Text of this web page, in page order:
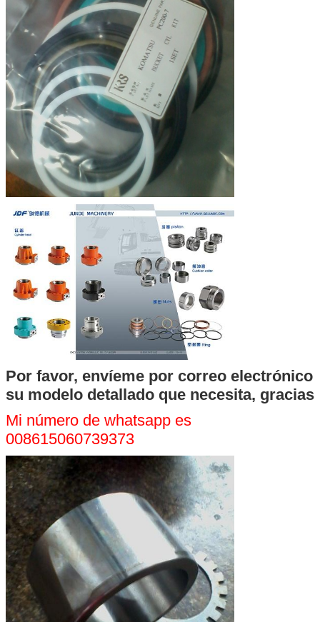
Por favor, envíeme por correo electrónico
su modelo detallado que necesita, gracias
Mi número de whatsapp es
008615060739373